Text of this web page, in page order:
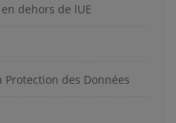
dehors de lUE
des Données